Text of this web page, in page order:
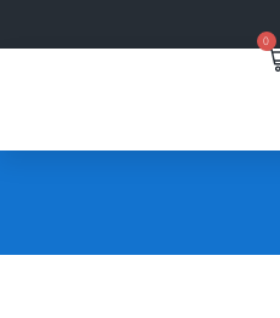
0